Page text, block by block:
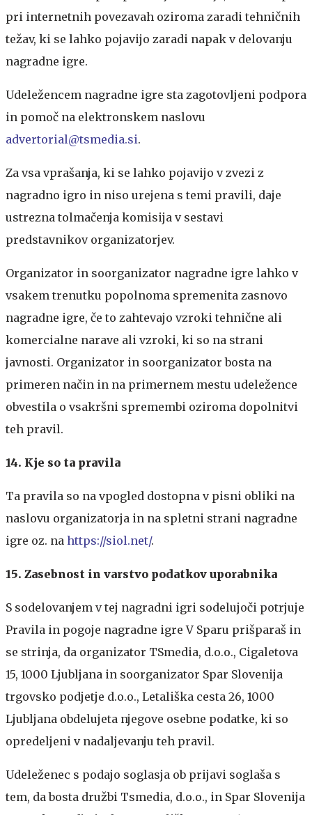
pri internetnih povezavah oziroma zaradi tehničnih
težav, ki se lahko pojavijo zaradi napak v delovanju
nagradne igre.
Udeležencem nagradne igre sta zagotovljeni podpora
in pomoč na elektronskem naslovu
advertorial@tsmedia.si.
Za vsa vprašanja, ki se lahko pojavijo v zvezi z
nagradno igro in niso urejena s temi pravili, daje
ustrezna tolmačenja komisija v sestavi
predstavnikov organizatorjev.
Organizator in soorganizator nagradne igre lahko v
vsakem trenutku popolnoma spremenita zasnovo
nagradne igre, če to zahtevajo vzroki tehnične ali
komercialne narave ali vzroki, ki so na strani
javnosti. Organizator in soorganizator bosta na
primeren način in na primernem mestu udeležence
obvestila o vsakršni spremembi oziroma dopolnitvi
teh pravil.
14. Kje so ta pravila
Ta pravila so na vpogled dostopna v pisni obliki na
naslovu organizatorja in na spletni strani nagradne
igre oz. na https://siol.net/.
15. Zasebnost in varstvo podatkov uporabnika
S sodelovanjem v tej nagradni igri sodelujoči potrjuje
Pravila in pogoje nagradne igre V Sparu prišparaš in
se strinja, da organizator TSmedia, d.o.o., Cigaletova
15, 1000 Ljubljana in soorganizator Spar Slovenija
trgovsko podjetje d.o.o., Letališka cesta 26, 1000
Ljubljana obdelujeta njegove osebne podatke, ki so
opredeljeni v nadaljevanju teh pravil.
Udeleženec s podajo soglasja ob prijavi soglaša s
tem, da bosta družbi Tsmedia, d.o.o., in Spar Slovenija